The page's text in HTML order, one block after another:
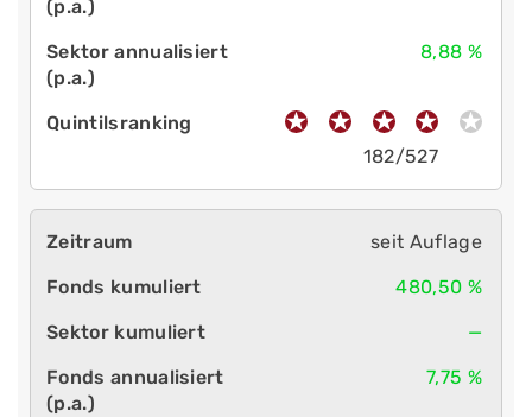
8,88 %
182/527
seit Auflage
480,50 %
—
7,75 %